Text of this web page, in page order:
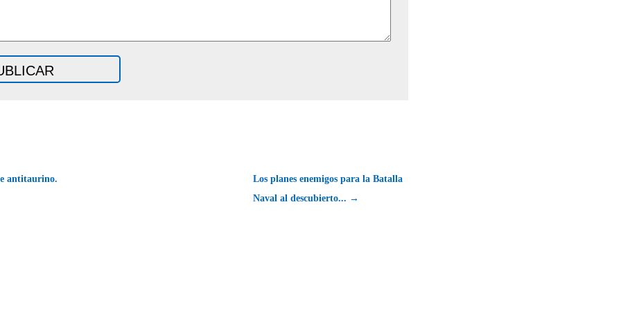
antitaurino.
Los planes enemigos para la Batalla
Naval al descubierto... →